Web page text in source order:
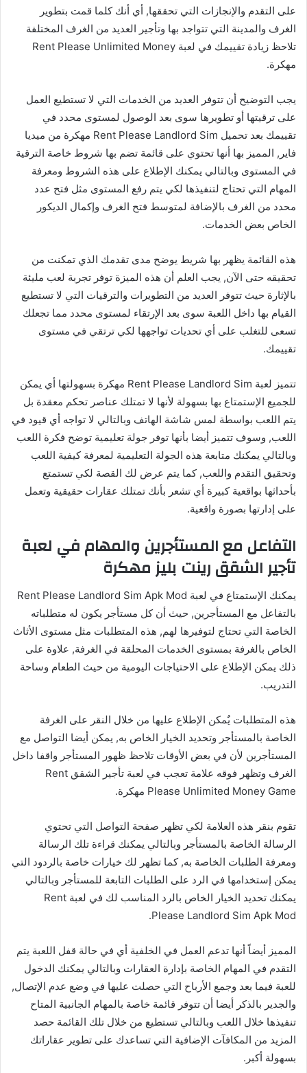
على التقدم والإنجازات التي تحققها, أي أنك كلما قمت بتطوير
الغرف والمدينة التي تتواجد بها وتأجير العديد من الغرف المختلفة
تلاحظ زيادة تقييمك في لعبة Rent Please Unlimited Money
مهكرة.
يجب التوضيح أن تتوفر العديد من الخدمات التي لا تستطيع العمل
على ترقيتها أو تطويرها سوى بعد الوصول لمستوى محدد في
تقييمك بعد تحميل Rent Please Landlord Sim مهكرة من ميديا
فاير, المميز بها أنها تحتوي على قائمة تضم بها شروط خاصة الترقية
في المستوى وبالتالي يمكنك الإطلاع على هذه الشروط ومعرفة
المهام التي تحتاج لتنفيذها لكي يتم رفع المستوى مثل فتح عدد
محدد من الغرف بالإضافة لمتوسط فتح الغرف وإكمال الديكور
الخاص بعض الخدمات.
هذه القائمة يظهر بها شريط يوضح مدى تقدمك الذي تمكنت من
تحقيقه حتى الآن, يجب العلم أن هذه الميزة توفر تجربة لعب مليئة
بالإثارة حيث تتوفر العديد من التطويرات والترقيات التي لا تستطيع
القيام بها داخل اللعبة سوى بعد الإرتقاء لمستوى محدد مما تجعلك
تسعى للتغلب على أي تحديات تواجهها لكي ترتقي في مستوى
تقييمك.
تتميز لعبة Rent Please Landlord Sim مهكرة بسهولتها أي يمكن
للجميع الإستمتاع بها بسهولة لأنها لا تمتلك عناصر تحكم معقدة بل
يتم اللعب بواسطة لمس شاشة الهاتف وبالتالي لا تواجه أي قيود في
اللعب, وسوف تتميز أيضا بأنها توفر جولة تعليمية توضح فكرة اللعب
وبالتالي يمكنك متابعة هذه الجولة التعليمية لمعرفة كيفية اللعب
وتحقيق التقدم واللعب, كما يتم عرض لك القصة لكي تستمتع
بأحداثها بواقعية كبيرة أي تشعر بأنك تمتلك عقارات حقيقية وتعمل
على إدارتها بصورة واقعية.
التفاعل مع المستأجرين والمهام في لعبة
تأجير الشقق رينت بليز مهكرة
يمكنك الإستمتاع في لعبة Rent Please Landlord Sim Apk Mod
بالتفاعل مع المستأجرين, حيث أن كل مستأجر يكون له متطلباته
الخاصة التي تحتاج لتوفيرها لهم, هذه المتطلبات مثل مستوى الأثاث
الخاص بالغرفة بمستوى الخدمات المحلقة في الغرفة, علاوة على
ذلك يمكن الإطلاع على الاحتياجات اليومية من حيث الطعام وساحة
التدريب.
هذه المتطلبات يٌمكن الإطلاع عليها من خلال النقر على الغرفة
الخاصة بالمستأجر وتحديد الخيار الخاص به, يمكن أيضا التواصل مع
المستأجرين لأن في بعض الأوقات تلاحظ ظهور المستأجر واقفا داخل
الغرف وتظهر فوقه علامة تعجب في لعبة تأجير الشقق Rent
Please Unlimited Money Game مهكرة.
تقوم بنقر هذه العلامة لكي تظهر صفحة التواصل التي تحتوي
الرسالة الخاصة بالمستأجر وبالتالي يمكنك قراءة تلك الرسالة
ومعرفة الطلبات الخاصة به, كما تظهر لك خيارات خاصة بالردود التي
يمكن إستخدامها في الرد على الطلبات التابعة للمستأجر وبالتالي
يمكنك تحديد الخيار الخاص بالرد المناسب لك في لعبة Rent
Please Landlord Sim Apk Mod.
المميز أيضاً أنها تدعم العمل في الخلفية أي في حالة قفل اللعبة يتم
التقدم في المهام الخاصة بإدارة العقارات وبالتالي يمكنك الدخول
للعبة فيما بعد وجمع الأرباح التي حصلت عليها في وضع عدم الإتصال,
والجدير بالذكر أيضا أن تتوفر قائمة خاصة بالمهام الجانبية المتاح
تنفيذها خلال اللعب وبالتالي تستطيع من خلال تلك القائمة حصد
المزيد من المكافآت الإضافية التي تساعدك على تطوير عقاراتك
بسهولة أكبر.